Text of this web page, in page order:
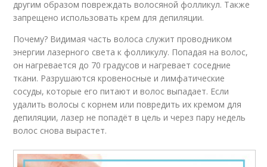
другим образом повреждать волосяной фолликул. Также
запрещено использовать крем для депиляции.
Почему? Видимая часть волоса служит проводником
энергии лазерного света к фолликулу. Попадая на волос,
он нагревается до 70 градусов и нагревает соседние
ткани. Разрушаются кровеносные и лимфатические
сосуды, которые его питают и волос выпадает. Если
удалить волосы с корнем или повредить их кремом для
депиляции, лазер не попадёт в цель и через пару недель
волос снова вырастет.